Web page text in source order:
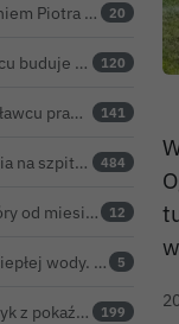
Czytelnik oburzony zachowaniem Piotra Romana na rocznicy prezydentury Karola Nawrockiego. Obejrzeliśmy nagranie 20
Dyrektor szpitala w Bolesławcu buduje medyczne imperium. „Gazeta Wyborcza” opisuje jego działalność w całej Polsce 120
NFZ żąda od szpitala w Bolesławcu prawie 5,9 mln zł. Potężny cios po kontroli rozliczeń 141
Spółka ludzi ze szpitala zarabia na szpitalu w Bolesławcu. Kwoty pozostają tajne 484
Ogromny uschnięty konar, który od miesięcy zagrażał ludziom w Bolesławcu, wycięty 12
Będzie przerwa w dostawie ciepłej wody. ZEC Bolesławiec zapowiada prace remontowe 5
Dyrektor szpitala Kamil Barczyk z pokaźnym majątkiem 199